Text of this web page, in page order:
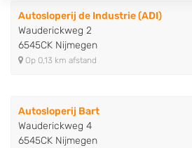
Autosloperij de Industrie (ADI)
Wauderickweg 2
6545CK Nijmegen
Op 0,13 km afstand
Autosloperij Bart
Wauderickweg 4
6545CK Nijmegen